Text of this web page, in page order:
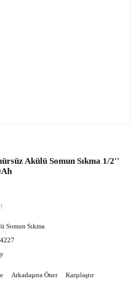
Akülü Somun Sıkma 1/2''
Somun Sıkma
Arkadaşına Öner Karşılaştır